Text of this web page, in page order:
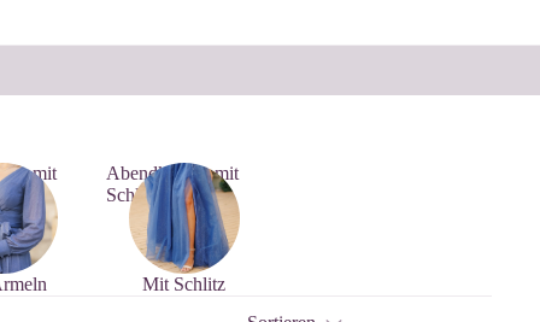
mit
Abendkleider mit
Schlitz
Mit Schlitz